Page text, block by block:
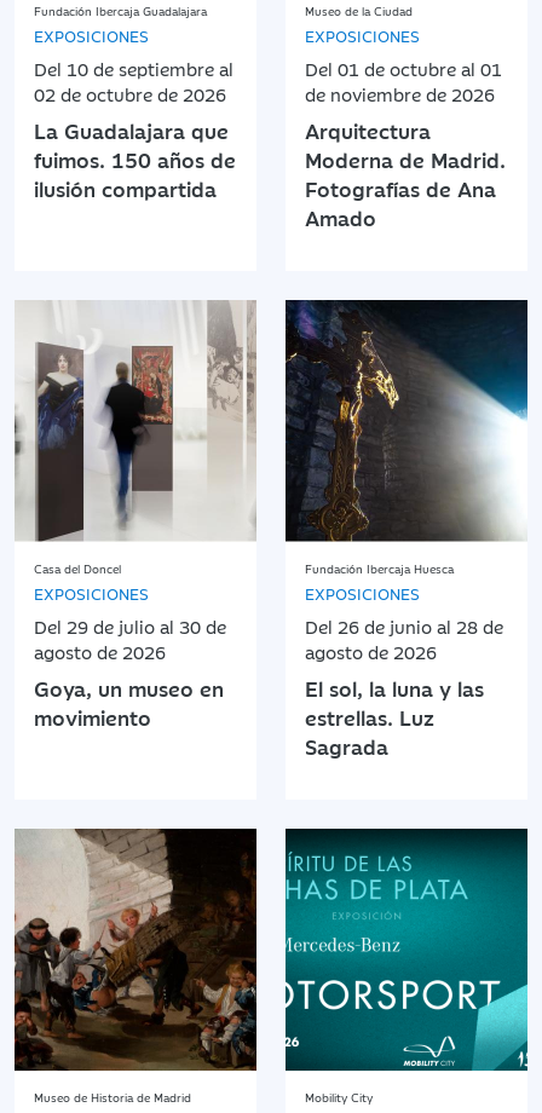
Fundación Ibercaja Guadalajara
EXPOSICIONES
Del 10 de septiembre al
02 de octubre de 2026
La Guadalajara que
fuimos. 150 años de
ilusión compartida
Museo de la Ciudad
EXPOSICIONES
Del 01 de octubre al 01
de noviembre de 2026
Arquitectura
Moderna de Madrid.
Fotografías de Ana
Amado
Casa del Doncel
EXPOSICIONES
Del 29 de julio al 30 de
agosto de 2026
Goya, un museo en
movimiento
Fundación Ibercaja Huesca
EXPOSICIONES
Del 26 de junio al 28 de
agosto de 2026
El sol, la luna y las
estrellas. Luz
Sagrada
Museo de Historia de Madrid Mobility City